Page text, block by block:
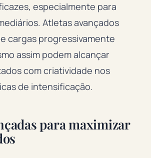
especialmente para
Atletas avançados
cargas progressivamente
assim podem alcançar
com criatividade nos
de intensificação.
para maximizar